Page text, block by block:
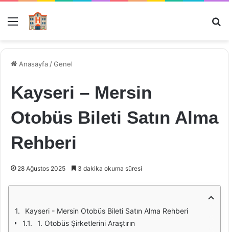
Menü
Anasayfa /Genel
Kayseri – Mersin
Otobüs Bileti Satın Alma
Rehberi
28 Ağustos 2025 3 dakika okuma süresi
Kayseri - Mersin Otobüs Bileti Satın Alma Rehberi
1. Otobüs Şirketlerini Araştırın